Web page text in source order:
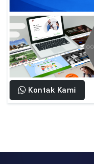
Kontak Kami